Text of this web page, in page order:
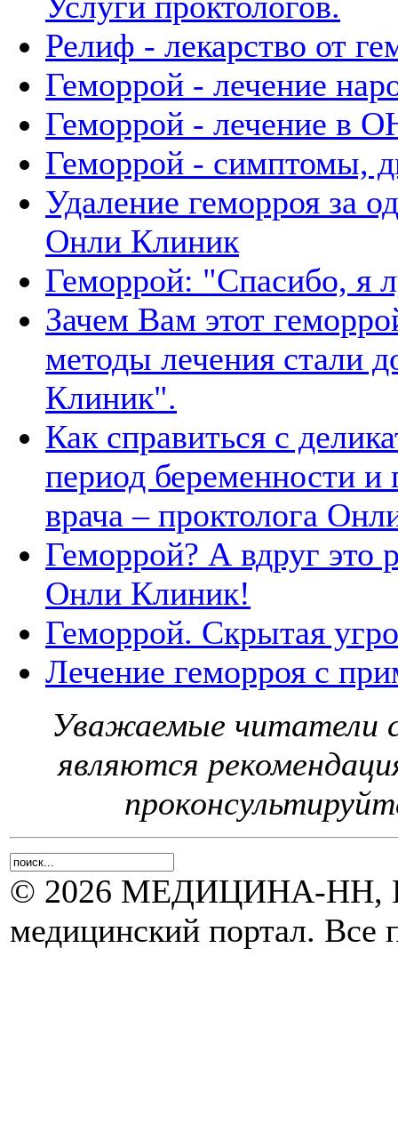
Релиф - лекарство от
Геморрой - лечение
Геморрой - лечение
Геморрой - симптомы,
Удаление геморроя за
Онли Клиник
Геморрой: "Спасибо, я
Зачем Вам этот
методы лечения стали
Клиник".
Как справиться с
период беременности
врача – проктолога
Геморрой? А вдруг это
Онли Клиник!
Геморрой. Скрытая
Лечение геморроя с
Уважаемые читатели
являются
© 2026 МЕДИЦИНА-НН,
медицинский портал. Все